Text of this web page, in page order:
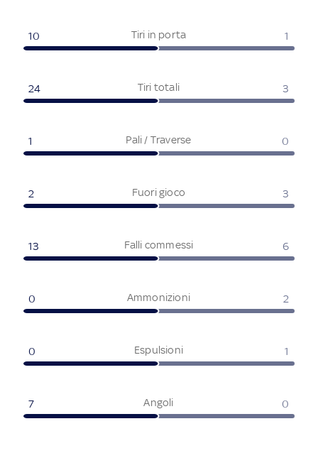
Tiri in porta
10 1
Tiri totali
24 3
Pali / Traverse
1 0
Fuori gioco
2 3
Falli commessi
13 6
Ammonizioni
0 2
Espulsioni
0 1
Angoli
7 0